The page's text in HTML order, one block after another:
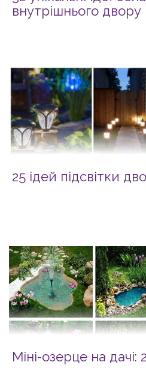
внутрішнього двору
25 ідей підсвітки
Міні-озерце на дачі: